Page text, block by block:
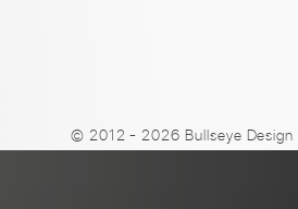
© 2012 - 2026 Bullseye Design